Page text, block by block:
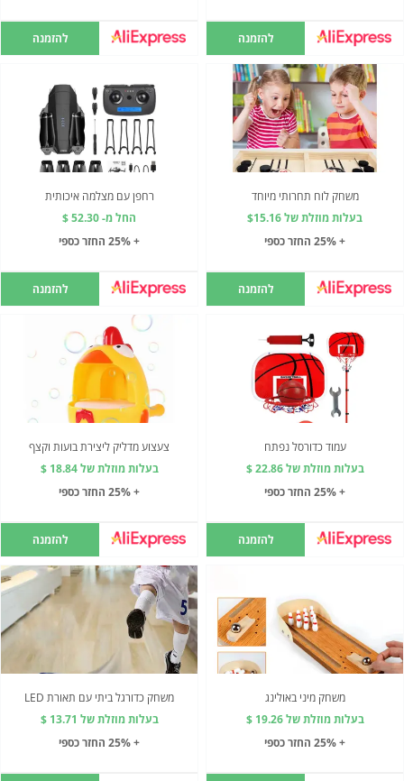
להזמנה להזמנה
משחק לוח תחרותי מיוחד
בעלות מוזלת של $15.16
+ 25% החזר כספי
להזמנה
רחפן עם מצלמה איכותית
החל מ- 52.30 $
+ 25% החזר כספי
להזמנה
עמוד כדורסל נפתח
בעלות מוזלת של 22.86 $
+ 25% החזר כספי
להזמנה
צעצוע מדליק ליצירת בועות וקצף
בעלות מוזלת של 18.84 $
+ 25% החזר כספי
להזמנה
משחק מיני באולינג
בעלות מוזלת של 19.26 $
+ 25% החזר כספי
משחק כדורגל ביתי עם תאורת LED
בעלות מוזלת של 13.71 $
+ 25% החזר כספי